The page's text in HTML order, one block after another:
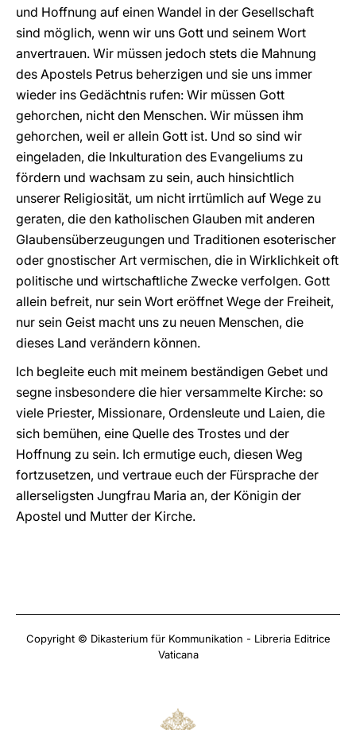
und Hoffnung auf einen Wandel in der Gesellschaft
sind möglich, wenn wir uns Gott und seinem Wort
anvertrauen. Wir müssen jedoch stets die Mahnung
des Apostels Petrus beherzigen und sie uns immer
wieder ins Gedächtnis rufen: Wir müssen Gott
gehorchen, nicht den Menschen. Wir müssen ihm
gehorchen, weil er allein Gott ist. Und so sind wir
eingeladen, die Inkulturation des Evangeliums zu
fördern und wachsam zu sein, auch hinsichtlich
unserer Religiosität, um nicht irrtümlich auf Wege zu
geraten, die den katholischen Glauben mit anderen
Glaubensüberzeugungen und Traditionen esoterischer
oder gnostischer Art vermischen, die in Wirklichkeit oft
politische und wirtschaftliche Zwecke verfolgen. Gott
allein befreit, nur sein Wort eröffnet Wege der Freiheit,
nur sein Geist macht uns zu neuen Menschen, die
dieses Land verändern können.
Ich begleite euch mit meinem beständigen Gebet und
segne insbesondere die hier versammelte Kirche: so
viele Priester, Missionare, Ordensleute und Laien, die
sich bemühen, eine Quelle des Trostes und der
Hoffnung zu sein. Ich ermutige euch, diesen Weg
fortzusetzen, und vertraue euch der Fürsprache der
allerseligsten Jungfrau Maria an, der Königin der
Apostel und Mutter der Kirche.
Copyright © Dikasterium für Kommunikation - Libreria Editrice
Vaticana